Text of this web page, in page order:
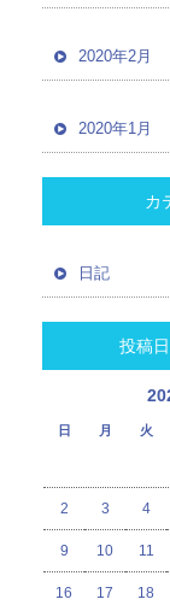
2020年2月
2020年1月
カ
日記
投稿
日 月 火
2 3 4
9 10 11
16 17 18